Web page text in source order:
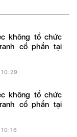
cổ phần tại
cổ phần tại